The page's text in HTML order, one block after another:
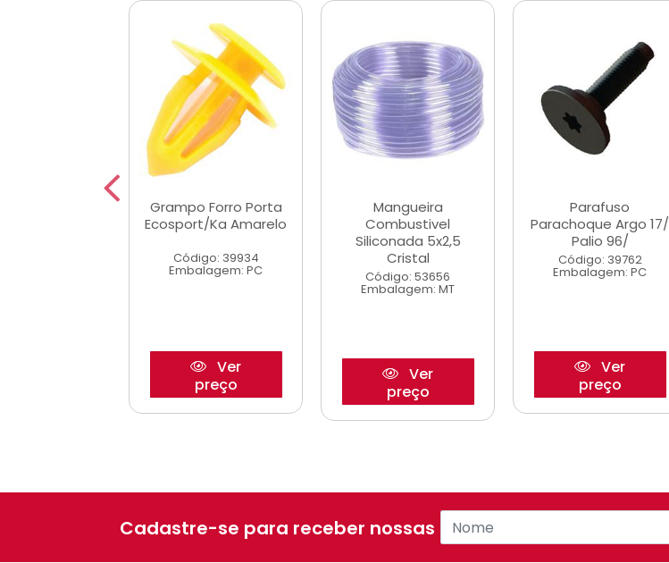
Grampo Forro Porta
Ecosport/Ka Amarelo
Código: 39934
Embalagem: PC
Ver
preço
Mangueira
Combustivel
Siliconada 5x2,5
Cristal
Código: 53656
Embalagem: MT
Ver
preço
Parafuso
Parachoque Argo 17/
Palio 96/
Código: 39762
Embalagem: PC
Ver
preço
Cadastre-se para receber nossas ofertas!